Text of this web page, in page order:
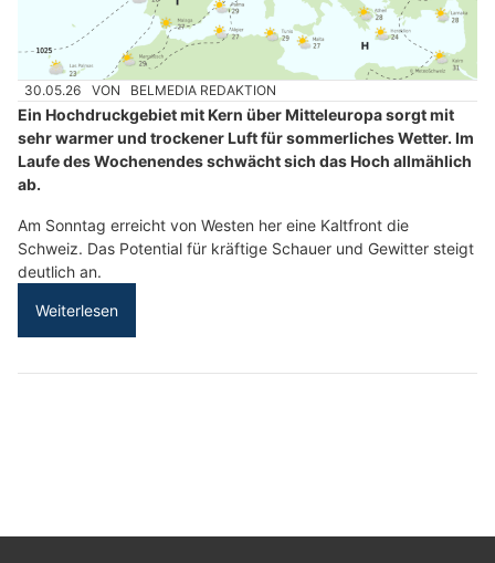
30.05.26 VON BELMEDIA REDAKTION
Ein Hochdruckgebiet mit Kern über Mitteleuropa sorgt mit
sehr warmer und trockener Luft für sommerliches Wetter. Im
Laufe des Wochenendes schwächt sich das Hoch allmählich
ab.
Am Sonntag erreicht von Westen her eine Kaltfront die
Schweiz. Das Potential für kräftige Schauer und Gewitter steigt
deutlich an.
Weiterlesen